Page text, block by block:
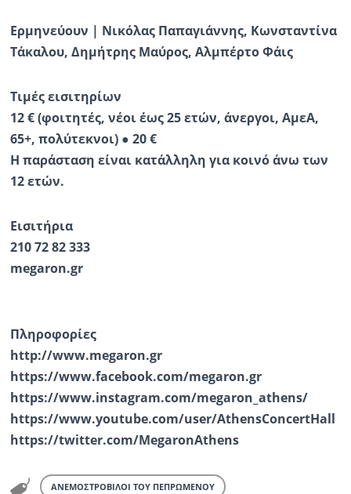
Ερμηνεύουν | Νικόλας Παπαγιάννης, Κωνσταντίνα
Τάκαλου, Δημήτρης Μαύρος, Αλμπέρτο Φάις
Τιμές εισιτηρίων
12 € (φοιτητές, νέοι έως 25 ετών, άνεργοι, ΑμεΑ,
65+, πολύτεκνοι) ● 20 €
Η παράσταση είναι κατάλληλη για κοινό άνω των
12 ετών.
Eισιτήρια
210 72 82 333
megaron.gr
Πληροφορίες
http://www.megaron.gr
https://www.facebook.com/megaron.gr
https://www.instagram.com/megaron_athens/
https://www.youtube.com/user/AthensConcertHall
https://twitter.com/MegaronAthens
ΑΝΕΜΟΣΤΡΟΒΙΛΟΙ ΤΟΥ ΠΕΠΡΩΜΕΝΟΥ